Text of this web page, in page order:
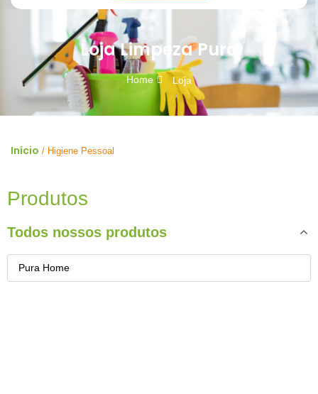
Loja Limpeza Pura
Home Loja
Início / Higiene Pessoal
Produtos
Todos nossos produtos
Pura Home